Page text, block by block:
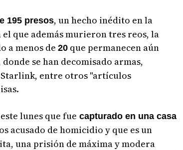
195 presos, un hecho inédito en la
que además murieron tres reos, la
a menos de 20que permanecen aún
donde se han decomisado armas,
entre otros "artículos
lunes que fue capturado en una casa
acusado de homicidio y que es un
una prisión de máxima y modera